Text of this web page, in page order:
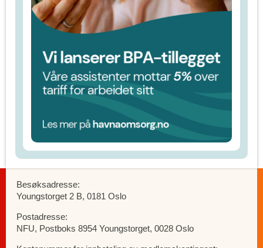
Besøksadresse:
Youngstorget 2 B, 0181 Oslo
Postadresse:
NFU, Postboks 8954 Youngstorget, 0028 Oslo